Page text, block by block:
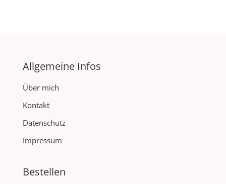
Allgemeine Infos
Über mich
Kontakt
Datenschutz
Impressum
Bestellen